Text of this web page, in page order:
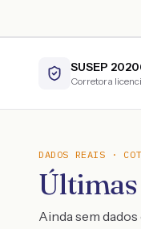
SUSEP
Corretora
DADOS REAIS ·
Últimas
Ainda sem